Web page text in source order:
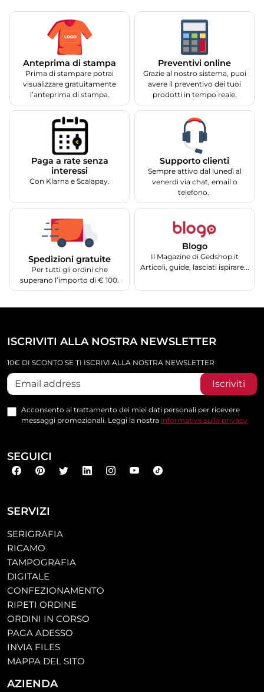
Anteprima di stampa
Prima di stampare potrai
visualizzare gratuitamente
l’anteprima di stampa.
Preventivi online
Grazie al nostro sistema, puoi
avere il preventivo dei tuoi
prodotti in tempo reale.
Paga a rate senza
interessi
Con Klarna e Scalapay.
Supporto clienti
Sempre attivo dal lunedì al
venerdì via chat, email o
telefono.
Spedizioni gratuite
Per tutti gli ordini che
superano l’importo di € 100.
Blogo
Il Magazine di Gedshop.it
Articoli, guide, lasciati ispirare...
SERVIZI
SERIGRAFIA
RICAMO
TAMPOGRAFIA
DIGITALE
CONFEZIONAMENTO
RIPETI ORDINE
ORDINI IN CORSO
PAGA ADESSO
INVIA FILES
MAPPA DEL SITO
AZIENDA
ISCRIVITI ALLA NOSTRA NEWSLETTER
10€ DI SCONTO SE TI ISCRIVI ALLA NOSTRA NEWSLETTER
Iscriviti
Acconsento al trattamento dei miei dati personali per ricevere
messaggi promozionali. Leggi la nostra informativa sulla privacy
SEGUICI